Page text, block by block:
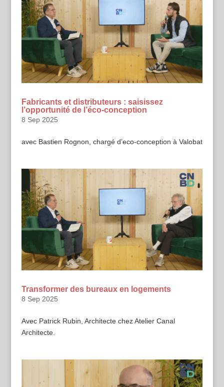
Fabricants et distributeurs : saisissez
l’opportunité de l’éco-conception
8 Sep 2025
avec Bastien Rognon, chargé d’eco-conception à Valobat
Transformer des bureaux en logements
8 Sep 2025
Avec Patrick Rubin, Architecte chez Atelier Canal
Architecte.